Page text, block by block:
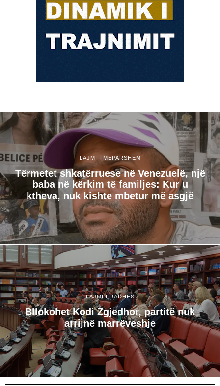
LAJMI I MËPARSHËM
Tërmetet shkatërruese në Venezuelë, një
baba në kërkim të familjes: Kur u
ktheva, nuk kishte mbetur më asgjë
LAJMI I RADHËS
Bllokohet Kodi Zgjedhor, partitë nuk
arrijnë marrëveshje